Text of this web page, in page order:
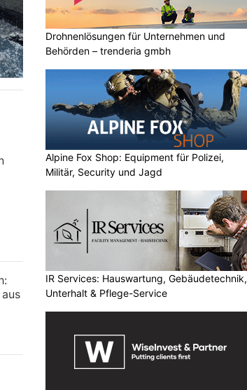
Drohnenlösungen für Unternehmen und
Behörden – trenderia gmbh
Alpine Fox Shop: Equipment für Polizei,
Militär, Security und Jagd
IR Services: Hauswartung, Gebäudetechnik,
Unterhalt & Pflege-Service